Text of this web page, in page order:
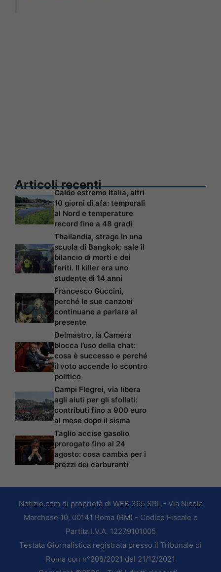
Articoli recenti
Caldo estremo Italia, altri
10 giorni di afa: temporali
al Nord e temperature
record fino a 48 gradi
Thailandia, strage in una
scuola di Bangkok: sale il
bilancio di morti e dei
feriti. Il killer era uno
studente di 14 anni
Francesco Guccini,
perché le sue canzoni
continuano a parlare al
presente
Delmastro, la Camera
blocca l’uso della chat:
cosa è successo e perché
il voto accende lo scontro
politico
Campi Flegrei, via libera
agli aiuti per gli sfollati:
contributi fino a 900 euro
al mese dopo il sisma
Taglio accise gasolio
prorogato fino al 24
agosto: cosa cambia per i
prezzi dei carburanti
Notizie.com di proprietà di WEB 365 SRL - Via Nicola
Marchese 10, 00141 Roma (RM) - Codice Fiscale e
Partita I.V.A. 12279101005
Testata Giornalistica registrata presso il Tribunale di
Roma con n°208/2021 del 21/12/2021